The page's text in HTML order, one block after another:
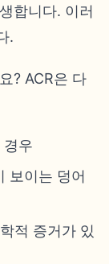
합니다. 이러
.
? ACR은 다
경우
보이는 덩어
적 증거가 있